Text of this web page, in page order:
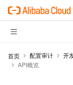
首页 配置审计 开
API概览